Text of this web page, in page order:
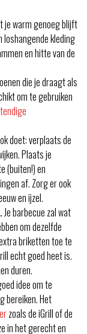
je warm genoeg blijft
loshangende kleding
en hitte van de
die je draagt als
om te gebruiken
doet: verplaats de
Plaats je
(buiten!) en
af. Zorg er ook
en ijzel.
Je barbecue zal wat
om dezelfde
briketten toe te
echt goed heet is.
duren.
idee om te
bereiken. Het
zoals de iGrill of de
in het gerecht en